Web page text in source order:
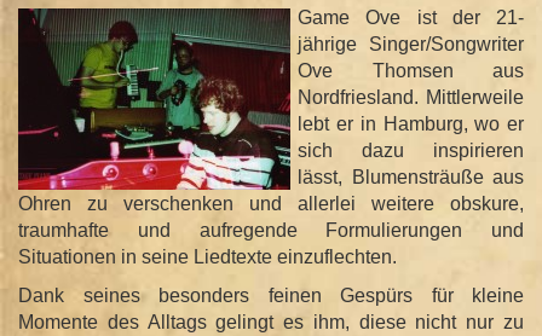
h
a
l
t
e
n
Game Ove ist der 21-
jährige Singer/Songwriter
Ove Thomsen aus
Nordfriesland. Mittlerweile
lebt er in Hamburg, wo er
sich dazu inspirieren
lässt, Blumensträuße aus
Ohren zu verschenken und allerlei weitere obskure,
traumhafte und aufregende Formulierungen und
Situationen in seine Liedtexte einzuflechten.
Dank seines besonders feinen Gespürs für kleine
Momente des Alltags gelingt es ihm, diese nicht nur zu